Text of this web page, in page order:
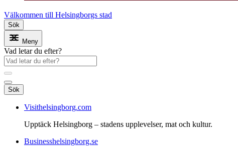
Välkommen till Helsingborgs stad
Sök
Meny
Vad letar du efter?
Sök
Visithelsingborg.com
Upptäck Helsingborg – stadens upplevelser, mat och kultur.
Businesshelsingborg.se